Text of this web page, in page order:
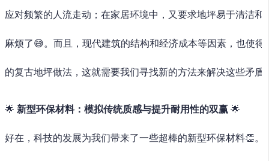
应对频繁的人流走动；在家居环境中，又要求地坪易于清洁和
麻烦了😅。而且，现代建筑的结构和经济成本等因素，也使得
的复古地坪做法，这就需要我们寻找新的方法来解决这些矛盾
🌟 新型环保材料：模拟传统质感与提升耐用性的双赢🌟
好在，科技的发展为我们带来了一些超棒的新型环保材料👏。